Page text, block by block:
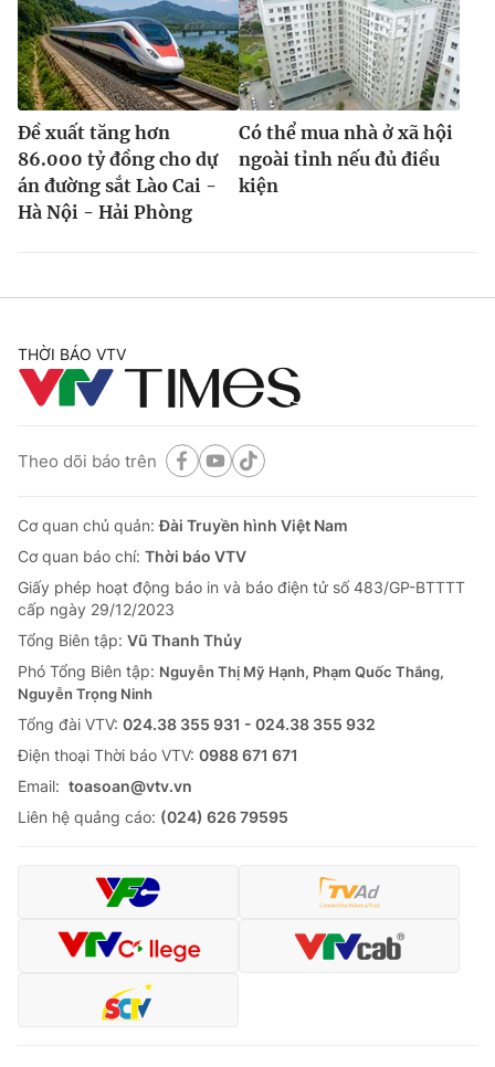
Đề xuất tăng hơn
86.000 tỷ đồng cho dự
án đường sắt Lào Cai -
Hà Nội - Hải Phòng
Có thể mua nhà ở xã hội
ngoài tỉnh nếu đủ điều
kiện
THỜI BÁO VTV
Theo dõi báo trên
Cơ quan chủ quản:Đài Truyền hình Việt Nam
Cơ quan báo chí: Thời báo VTV
Giấy phép hoạt động báo in và báo điện tử số 483/GP-BTTTT
cấp ngày 29/12/2023
Tổng Biên tập: Vũ Thanh Thủy
Phó Tổng Biên tập: Nguyễn Thị Mỹ Hạnh, Phạm Quốc Thắng,
Nguyễn Trọng Ninh
Tổng đài VTV: 024.38 355 931 - 024.38 355 932
Ðiện thoại Thời báo VTV: 0988 671 671
Email: toasoan@vtv.vn
Liên hệ quảng cáo: (024) 626 79595